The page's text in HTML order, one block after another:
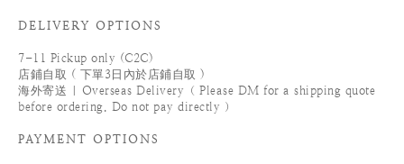
DELIVERY OPTIONS
7-11 Pickup only (C2C)
店鋪自取 ( 下單3日內於店鋪自取 )
海外寄送 | Overseas Delivery（ Please DM for a shipping quote
before ordering. Do not pay directly ）
PAYMENT OPTIONS